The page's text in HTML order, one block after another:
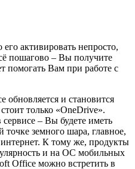
активировать непросто,
пошагово – Вы получите
помогать Вам при работе с
и становится
только «OneDrive».
– Вы будете иметь
земного шара, главное,
К тому же, продукты
и на ОС мобильных
Office можно встретить в